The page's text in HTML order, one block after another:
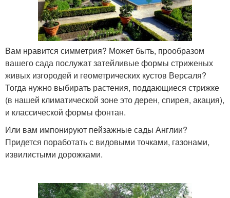
Вам нравится симметрия? Может быть, прообразом
вашего сада послужат затейливые формы стриженых
живых изгородей и геометрических кустов Версаля?
Тогда нужно выбирать растения, поддающиеся стрижке
(в нашей климатической зоне это дерен, спирея, акация),
и классической формы фонтан.
Или вам импонируют пейзажные сады Англии?
Придется поработать с видовыми точками, газонами,
извилистыми дорожками.